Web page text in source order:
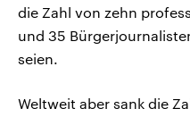
die Zahl von zehn
und 35
seien.
Weltweit aber sank die